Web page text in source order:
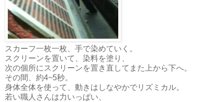
スカーフ一枚一枚、手で染めていく。
スクリーンを置いて、染料を塗り、
次の個所にスクリーンを置き直してまた上から下へ。
その間、約4~5秒。
身体全体を使って、動きはしなやかでリズミカル。
若い職人さんは力いっぱい、